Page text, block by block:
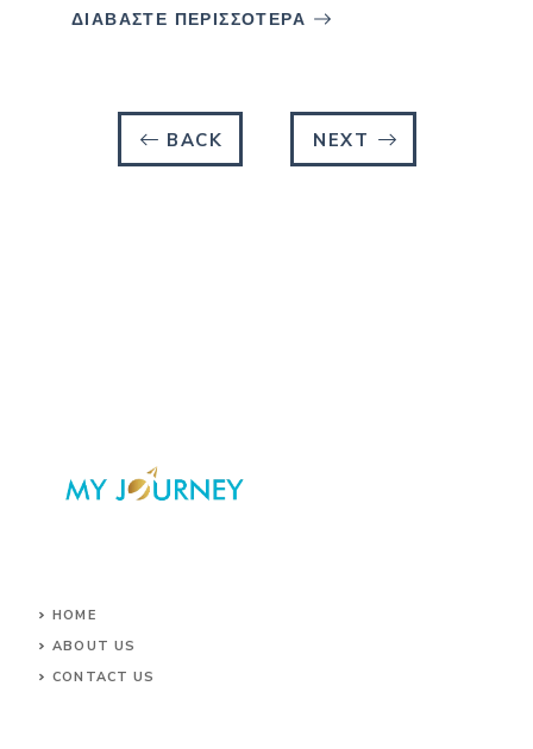
ΔΙΑΒΑΣΤΕ ΠΕΡΙΣΣΟΤΕΡΑ
BACK NEXT
HOME
ABOUT US
CONTACT US